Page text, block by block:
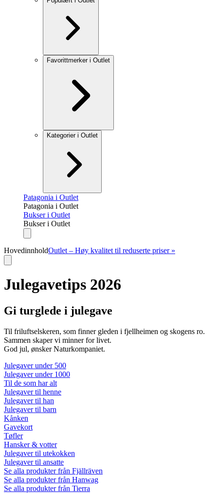
Favorittmerker i Outlet
Kategorier i Outlet
Patagonia i Outlet
Patagonia i Outlet
Bukser i Outlet
Bukser i Outlet
HovedinnholdOutlet – Høy kvalitet til reduserte priser »
Julegavetips 2026
Gi turglede i julegave
Til friluftselskeren, som finner gleden i fjellheimen og skogens ro.
Sammen skaper vi minner for livet.
God jul, ønsker Naturkompaniet.
Julegaver under 500
Julegaver under 1000
Til de som har alt
Julegaver til henne
Julegaver til han
Julegaver til barn
Kånken
Gavekort
Tøfler
Hansker & votter
Julegaver til utekokken
Julegaver til ansatte
Se alla produkter från Fjällräven
Se alla produkter från Hanwag
Se alla produkter från Tierra